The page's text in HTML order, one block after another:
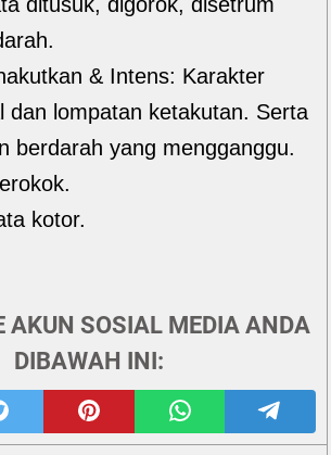
& Intens: Karakter
dan lompatan ketakutan. Serta
berdarah yang mengganggu.
kotor.
AKUN SOSIAL MEDIA ANDA
DIBAWAH INI: